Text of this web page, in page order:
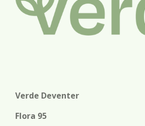
Verde Deventer
Flora 95